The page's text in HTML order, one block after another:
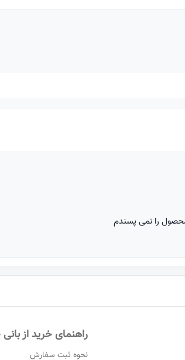
را نمی پسندم
راهنمای خرید از
نحوه ثبت سفارش